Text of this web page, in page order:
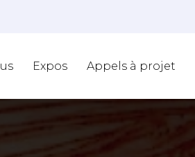
Expos Appels à projet